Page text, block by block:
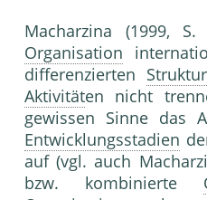
Macharzina (1999,
Organisation
differenzierten Struktur
Aktivitäten nicht
gewissen Sinne das
Entwicklungsstadien
auf (vgl. auch
bzw. kombinierte